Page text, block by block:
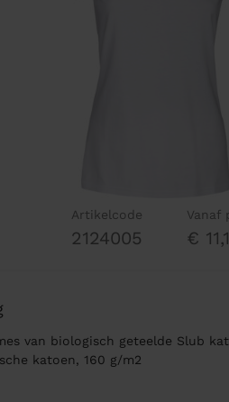
Artikelcode
2124005
Vanaf
€
van biologisch geteelde Slub
katoen, 160 g/m2